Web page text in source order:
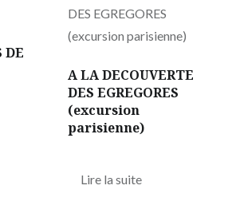
DE
A LA DECOUVERTE
DES EGREGORES
(excursion
parisienne)
Lire la suite